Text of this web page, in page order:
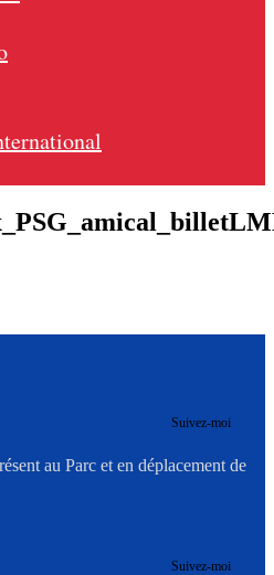
Suivez-moi
au Parc et en déplacement de
Suivez-moi